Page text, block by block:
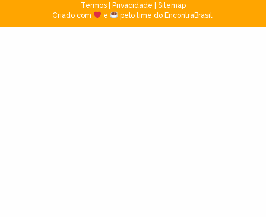
Termos| Privacidade
Sitemap
Criado com
e pelo time do EncontraBrasil